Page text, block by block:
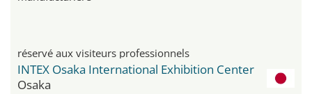
réservé aux visiteurs professionnels
INTEX Osaka International Exhibition Center
Osaka